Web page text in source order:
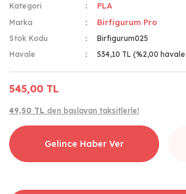
Kategori PLA
Marka Birfigurum Pro
Stok Kodu
Birfigurum025
Havale
534,10 TL (%2,00
545,00 TL
49,50 TL den başlayan taksitlerle!
Gelince Haber Ver